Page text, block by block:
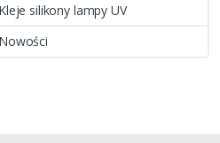
Kleje silikony lampy UV
Nowości